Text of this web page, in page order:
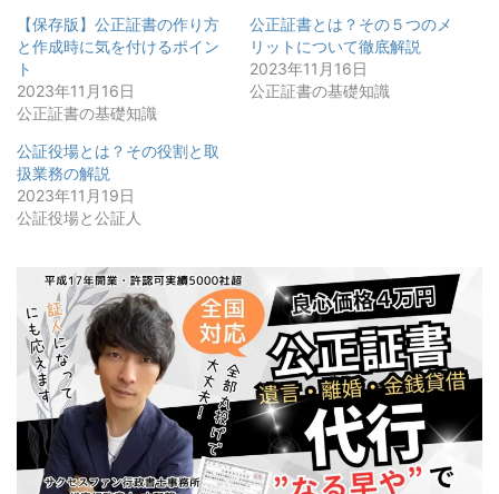
【保存版】公正証書の作り方
と作成時に気を付けるポイン
ト
2023年11月16日
公正証書の基礎知識
公正証書とは？その５つのメ
リットについて徹底解説
2023年11月16日
公正証書の基礎知識
公証役場とは？その役割と取
扱業務の解説
2023年11月19日
公証役場と公証人